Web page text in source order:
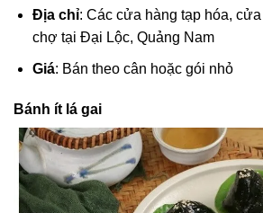
Địa chỉ: Các cửa hàng tạp hóa,
chợ tại Đại Lộc, Quảng Nam
Giá: Bán theo cân hoặc gói nhỏ
Bánh ít lá gai